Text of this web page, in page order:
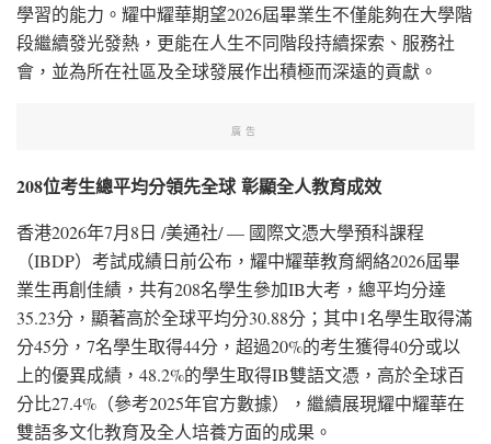
學習的能力。耀中耀華期望2026屆畢業生不僅能夠在大學階
段繼續發光發熱，更能在人生不同階段持續探索、服務社
會，並為所在社區及全球發展作出積極而深遠的貢獻。
廣告
208位考生總平均分領先全球 彰顯全人教育成效
香港2026年7月8日 /美通社/ — 國際文憑大學預科課程
（IBDP）考試成績日前公布，耀中耀華教育網絡2026屆畢
業生再創佳績，共有208名學生參加IB大考，總平均分達
35.23分，顯著高於全球平均分30.88分；其中1名學生取得滿
分45分，7名學生取得44分，超過20%的考生獲得40分或以
上的優異成績，48.2%的學生取得IB雙語文憑，高於全球百
分比27.4%（參考2025年官方數據），繼續展現耀中耀華在
雙語多文化教育及全人培養方面的成果。